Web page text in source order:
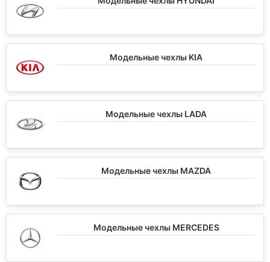
Модельные чехлы KIA
Модельные чехлы LADA
Модельные чехлы MAZDA
Модельные чехлы MERCEDES